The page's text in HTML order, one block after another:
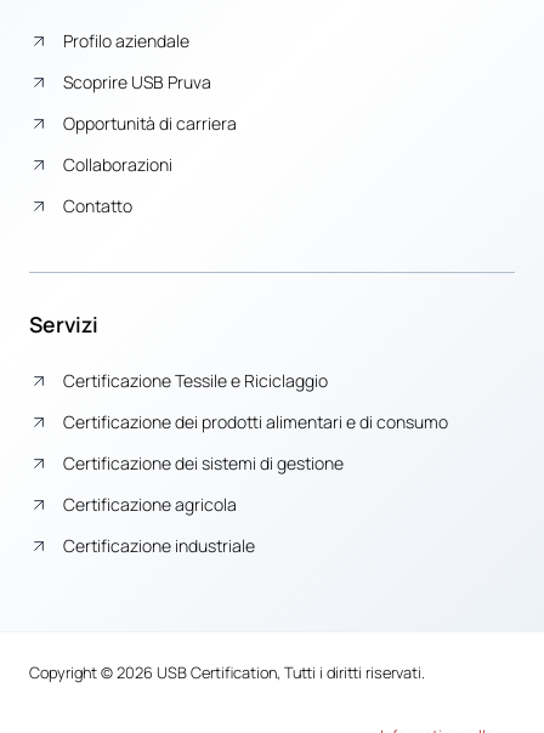
Profilo aziendale
Scoprire USB Pruva
Opportunità di carriera
Collaborazioni
Contatto
Servizi
Certificazione Tessile e Riciclaggio
Certificazione dei prodotti alimentari e di consumo
Certificazione dei sistemi di gestione
Certificazione agricola
Certificazione industriale
Copyright © 2026 USB Certification, Tutti i diritti riservati.